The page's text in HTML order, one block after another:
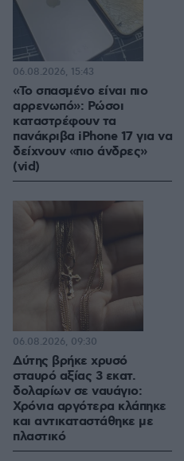
«Το σπασμένο είναι πιο
αρρενωπό»: Ρώσοι
καταστρέφουν τα
πανάκριβα iPhone 17 για να
δείχνουν «πιο άνδρες»
(vid)
06.08.2026, 15:43
Δύτης βρήκε χρυσό
σταυρό αξίας 3 εκατ.
δολαρίων σε ναυάγιο:
Χρόνια αργότερα κλάπηκε
και αντικαταστάθηκε με
πλαστικό
06.08.2026, 09:30